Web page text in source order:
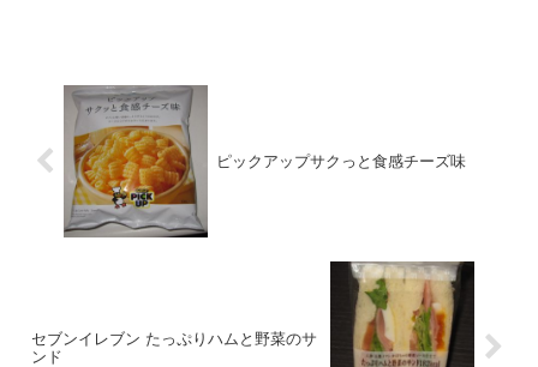
ピックアップサクっと食感チーズ味
セブンイレブン たっぷりハムと野菜のサ
ンド